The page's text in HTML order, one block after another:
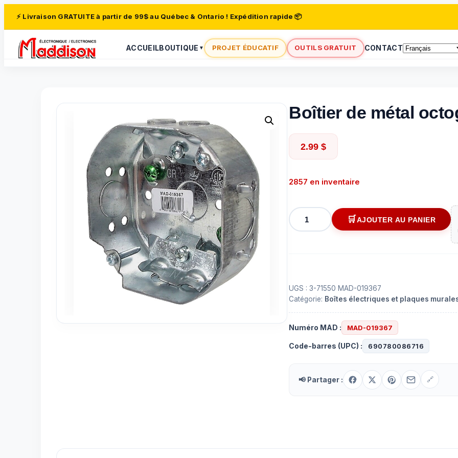
⚡ Livraison GRATUITE à partir de 99$ au Québec & Ontario ! Expédition rapide 📦
ACCUEILBOUTIQUE ▼ PROJET ÉDUCATIF OUTILS GRATUIT CONTACT
Boîtier de métal
2.99 $
2857 en inventaire
quantité
de
AJOUTER AU PANIER
UGS : 3-71550 MAD-019367
Catégorie: Boîtes électriques et plaques
Numéro MAD : MAD-019367
Code-barres (UPC) : 690780086716
📢 Partager : 🔗